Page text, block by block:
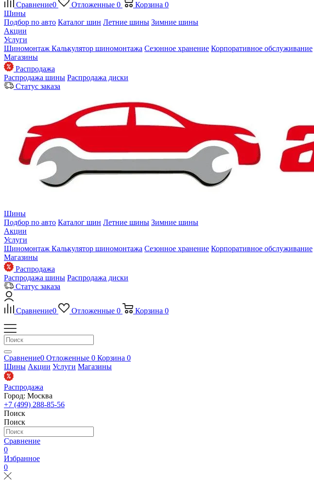
Сравнение0 Отложенные 0 Корзина 0
Шины
Подбор по авто Каталог шин Летние шины Зимние шины
Акции
Услуги
Шиномонтаж Калькулятор шиномонтажа Сезонное хранение Корпоративное обслуживание
Магазины
Распродажа
Распродажа шины Распродажа диски
Статус заказа
Шины
Подбор по авто Каталог шин Летние шины Зимние шины
Акции
Услуги
Шиномонтаж Калькулятор шиномонтажа Сезонное хранение Корпоративное обслуживание
Магазины
Распродажа
Распродажа шины Распродажа диски
Статус заказа
Сравнение0 Отложенные 0 Корзина 0
Сравнение0 Отложенные 0 Корзина 0
Шины Акции Услуги Магазины
Распродажа
Город: Москва
+7 (499) 288-85-56
Поиск
Поиск
Сравнение
0
Избранное
0